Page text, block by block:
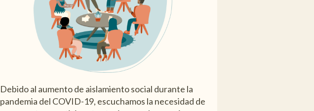
Debido al aumento de aislamiento social durante la
pandemia del COVID-19, escuchamos la necesidad de